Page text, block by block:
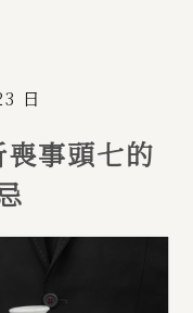
日
事頭七的